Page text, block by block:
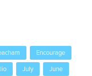
Encourage
July
June